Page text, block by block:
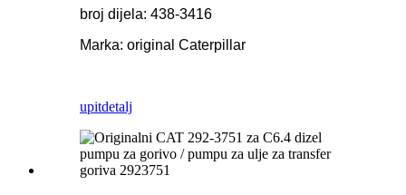
broj dijela: 438-3416
Marka: original Caterpillar
upitdetalj